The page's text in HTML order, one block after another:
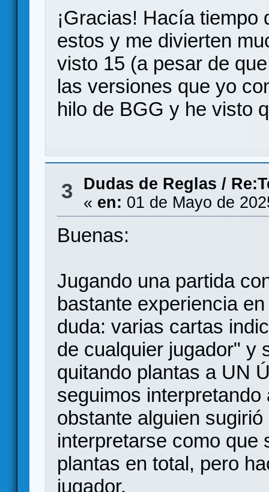
¡Gracias! Hacía
estos y me divierten
visto 15 (a pesar de
las versiones que yo
hilo de BGG y he visto
3 Dudas de Reglas /
« en: 01 de Mayo de
Buenas:
Jugando una partida
bastante experiencia
duda: varias cartas
de cualquier jugador" y
quitando plantas a UN
seguimos
obstante alguien
interpretarse como que
plantas en total, pero
jugador.